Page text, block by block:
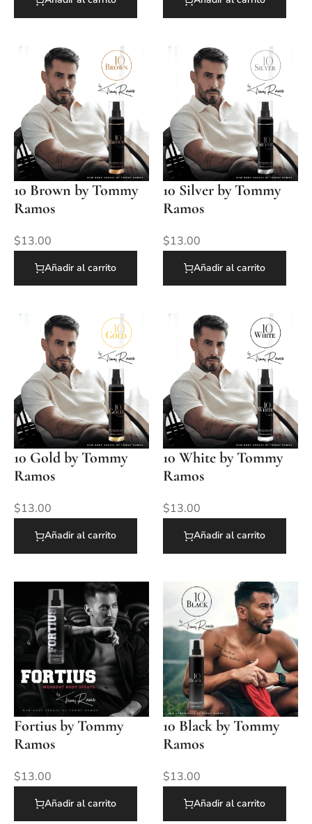
10 Brown by Tommy
Ramos
$13.00
Añadir al carrito
10 Silver by Tommy
Ramos
$13.00
Añadir al carrito
10 Gold by Tommy
Ramos
$13.00
Añadir al carrito
10 White by Tommy
Ramos
$13.00
Añadir al carrito
Fortius by Tommy
Ramos
$13.00
Añadir al carrito
10 Black by Tommy
Ramos
$13.00
Añadir al carrito